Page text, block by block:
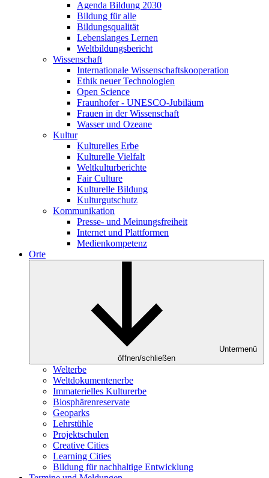
Agenda Bildung 2030
Bildung für alle
Bildungsqualität
Lebenslanges Lernen
Weltbildungsbericht
Wissenschaft
Internationale Wissenschaftskooperation
Ethik neuer Technologien
Open Science
Fraunhofer - UNESCO-Jubiläum
Frauen in der Wissenschaft
Wasser und Ozeane
Kultur
Kulturelles Erbe
Kulturelle Vielfalt
Weltkulturberichte
Fair Culture
Kulturelle Bildung
Kulturgutschutz
Kommunikation
Presse- und Meinungsfreiheit
Internet und Plattformen
Medienkompetenz
Orte
Untermenü
öffnen/schließen
Welterbe
Weltdokumentenerbe
Immaterielles Kulturerbe
Biosphärenreservate
Geoparks
Lehrstühle
Projektschulen
Creative Cities
Learning Cities
Bildung für nachhaltige Entwicklung